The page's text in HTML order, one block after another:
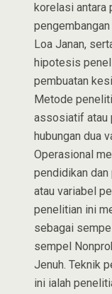
korelasi antara
Loa Janan,
hipotesis
pembuatan
Metode
assosiatif atau
hubungan dua
Operasional
pendidikan dan
atau variabel
penelitian ini
sebagai
sempel
Jenuh. Teknik
ini ialah